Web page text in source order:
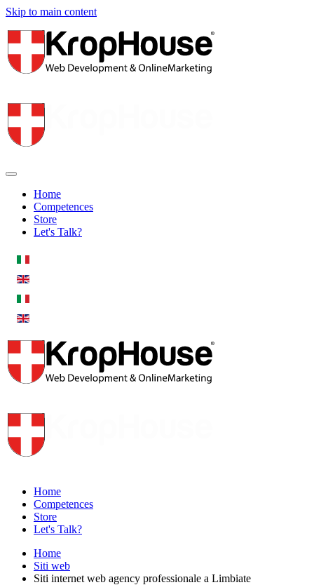
Skip to main content
Home
Competences
Store
Let's Talk?
Home
Competences
Store
Let's Talk?
Home
Siti web
Siti internet web agency professionale a Limbiate